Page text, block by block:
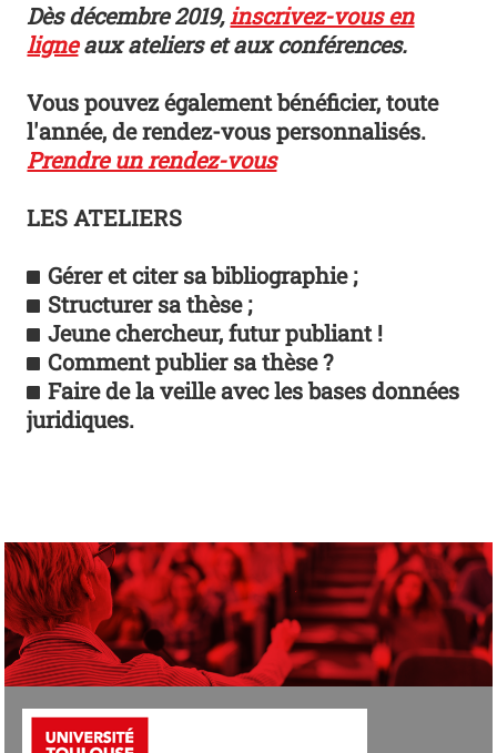
Dès décembre 2019,inscrivez-vous en
ligneaux ateliers et aux conférences.
Vous pouvez également bénéficier, toute
l'année, de rendez-vous personnalisés.
Prendre un rendez-vous
LES ATELIERS
Gérer et citer sa bibliographie ;
Structurer sa thèse ;
Jeune chercheur, futur publiant !
Comment publier sa thèse ?
Faire de la veille avec les bases données
juridiques.